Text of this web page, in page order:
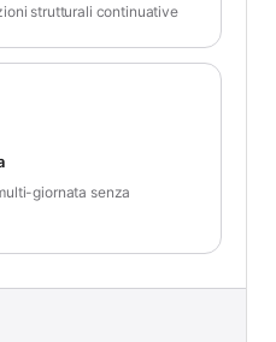
strutturali continuative
giornata senza